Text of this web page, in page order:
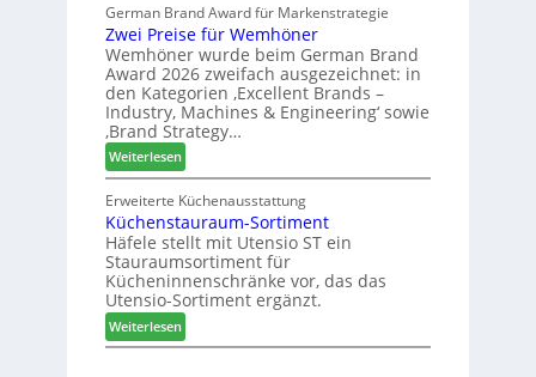
t
Z
u
k
u
n
f
t
s
t
F
ü
h
r
u
n
g
a
n
v
e
d
i
u
n
d
H
u
b
t
e
x
s
t
e
German Brand Award für Markenstrategie
Zwei Preise für Wemhöner
Wemhöner wurde beim German Brand
Award 2026 zweifach ausgezeichnet: in
den Kategorien ‚Excellent Brands –
Industry, Machines & Engineering‘ sowie
‚Brand Strategy…
Weiterlesen:
Z
w
e
i
P
r
e
i
s
Erweiterte Küchenausstattung
Küchenstauraum-Sortiment
Häfele stellt mit Utensio ST ein
Stauraumsortiment für
Kücheninnenschränke vor, das das
Utensio-Sortiment ergänzt.
Weiterlesen:
K